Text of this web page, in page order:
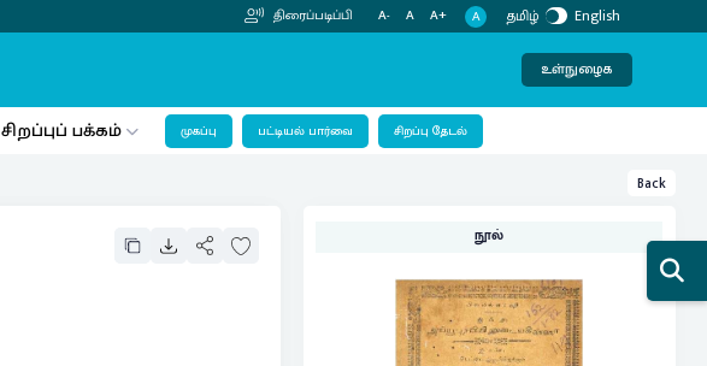
திரைப்படிப்பி A- A A+ A தமிழ் English
உள்நுழைக
சிறப்புப் பக்கம் முகப்பு பட்டியல் பார்வை சிறப்பு தேடல்
Back
நூல்